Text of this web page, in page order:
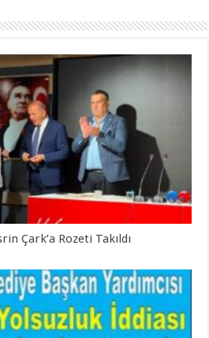
Çark’a Rozeti Takıldı